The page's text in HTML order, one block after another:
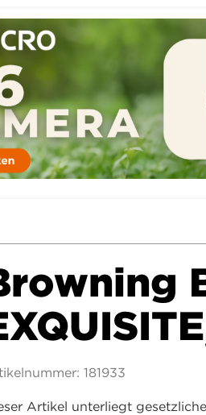
181933
Artikel unterliegt